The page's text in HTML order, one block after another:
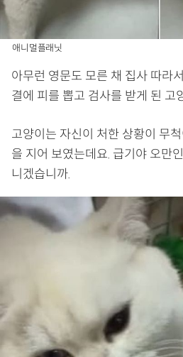
애니멀플래닛
아무런 영문도 모른 채 집사 따라
결에 피를 뽑고 검사를 받게 된 고
고양이는 자신이 처한 상황이 무
을 지어 보였는데요. 급기야 오만
니겠습니까.